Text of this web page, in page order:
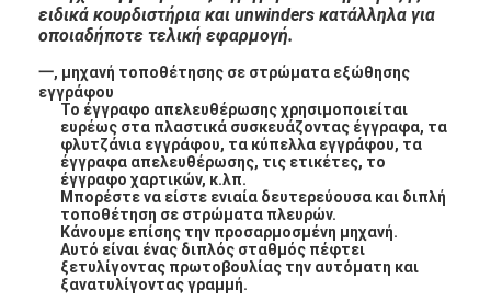
ειδικά κουρδιστήρια και unwinders κατάλληλα για
οποιαδήποτε τελική εφαρμογή.
一, μηχανή τοποθέτησης σε στρώματα εξώθησης
εγγράφου
Το έγγραφο απελευθέρωσης χρησιμοποιείται
ευρέως στα πλαστικά συσκευάζοντας έγγραφα, τα
φλυτζάνια εγγράφου, τα κύπελλα εγγράφου, τα
έγγραφα απελευθέρωσης, τις ετικέτες, το
έγγραφο χαρτικών, κ.λπ.
Μπορέστε να είστε ενιαία δευτερεύουσα και διπλή
τοποθέτηση σε στρώματα πλευρών.
Κάνουμε επίσης την προσαρμοσμένη μηχανή.
Αυτό είναι ένας διπλός σταθμός πέφτει
ξετυλίγοντας πρωτοβουλίας την αυτόματη και
ξανατυλίγοντας γραμμή.